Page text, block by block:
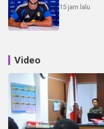
15 jam lalu
Video